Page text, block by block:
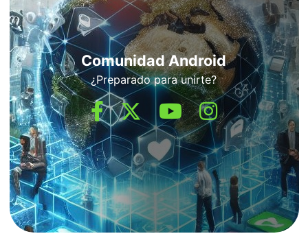
Comunidad Android
¿Preparado para unirte?